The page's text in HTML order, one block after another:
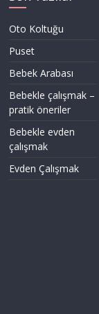
Oto Koltuğu
Puset
Bebek Arabası
Bebekle çalışmak –
pratik öneriler
Bebekle evden
çalışmak
Evden Çalışmak